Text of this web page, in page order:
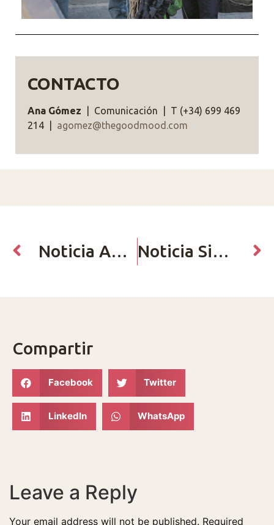
CONTACTO
Ana Gómez
| Comunicación | T (+34) 699 469
214 | agomez@thegoodmood.com
Noticia Anterior Noticia Siguiente
Compartir
Facebook Twitter
LinkedIn WhatsApp
Leave a Reply
Your email address will not be published. Required